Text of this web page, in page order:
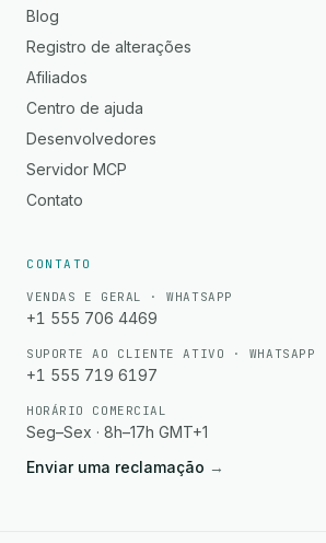
Blog
Registro de alterações
Afiliados
Centro de ajuda
Desenvolvedores
Servidor MCP
Contato
CONTATO
VENDAS E GERAL · WHATSAPP
+1 555 706 4469
SUPORTE AO CLIENTE ATIVO · WHATSAPP
+1 555 719 6197
HORÁRIO COMERCIAL
Seg–Sex · 8h–17h GMT+1
Enviar uma reclamação →